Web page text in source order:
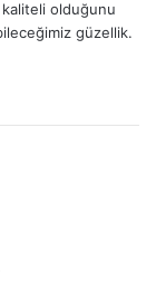
olduğunu
güzellik.